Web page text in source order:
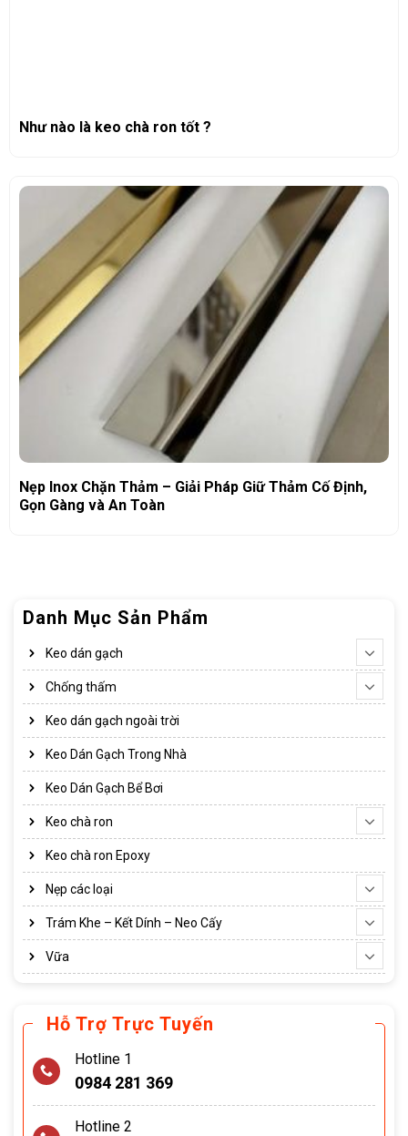
Danh Mục Sản Phẩm
Keo dán gạch
Chống thấm
Keo dán gạch ngoài trời
Keo Dán Gạch Trong Nhà
Keo Dán Gạch Bể Bơi
Keo chà ron
Keo chà ron Epoxy
Nẹp các loại
Trám Khe – Kết Dính – Neo Cấy
Vữa
Hỗ Trợ Trực Tuyến
Hotline 1
0984 281 369
Hotline 2
Như nào là keo chà ron tốt ?
Nẹp Inox Chặn Thảm – Giải Pháp Giữ Thảm Cố Định,
Gọn Gàng và An Toàn